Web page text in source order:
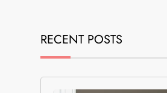
RECENT POSTS